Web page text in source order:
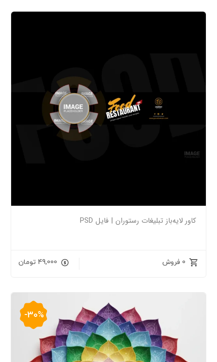
کاور لایه‌باز تبلیغات رستوران | فایل PSD
0 فروش 49,000 تومان
-30%